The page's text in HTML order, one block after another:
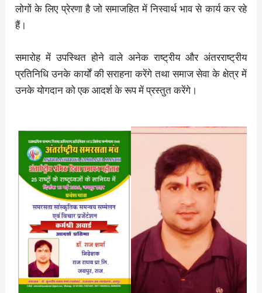
लोगों के लिए प्रेरणा है जो समाजहित में निस्वार्थ भाव से कार्य कर रहे
हैं।
समारोह में उपस्थित होने वाले अनेक राष्ट्रीय और अंतरराष्ट्रीय
प्रतिनिधि उनके कार्यों की सराहना करेंगे तथा समाज सेवा के क्षेत्र में
उनके योगदान को एक आदर्श के रूप में प्रस्तुत करेंगे।